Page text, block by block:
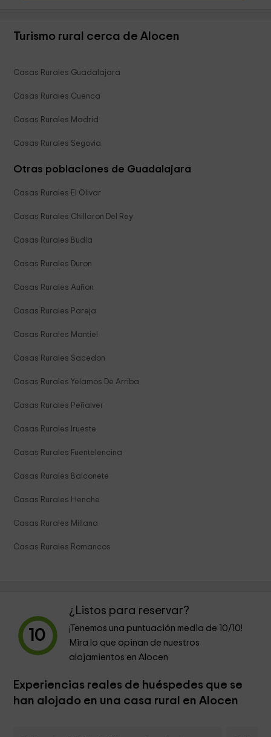
Turismo rural cerca de Alocen
Casas Rurales Guadalajara
Casas Rurales Cuenca
Casas Rurales Madrid
Casas Rurales Segovia
Otras poblaciones de Guadalajara
Casas Rurales El Olivar
Casas Rurales Chillaron Del Rey
Casas Rurales Budia
Casas Rurales Duron
Casas Rurales Auñon
Casas Rurales Pareja
Casas Rurales Mantiel
Casas Rurales Sacedon
Casas Rurales Yelamos De Arriba
Casas Rurales Peñalver
Casas Rurales Irueste
Casas Rurales Fuentelencina
Casas Rurales Balconete
Casas Rurales Henche
Casas Rurales Millana
Casas Rurales Romancos
10
¿Listos para reservar?
¡Tenemos una puntuación media de 10/10!
Mira lo que opinan de nuestros
alojamientos en Alocen
Experiencias reales de huéspedes que se
han alojado en una casa rural en Alocen